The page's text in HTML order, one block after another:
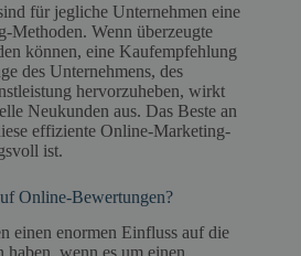
für jegliche Unternehmen eine
Methoden. Wenn überzeugte
können, eine Kaufempfehlung
des Unternehmens, des
hervorzuheben, wirkt
Neukunden aus. Das Beste an
effiziente Online-Marketing-
ist.
Online-Bewertungen?
einen enormen Einfluss auf die